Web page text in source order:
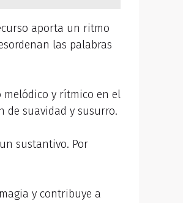
aporta un ritmo
las palabras
melódico y rítmico en el
de suavidad y susurro.
sustantivo. Por
y contribuye a